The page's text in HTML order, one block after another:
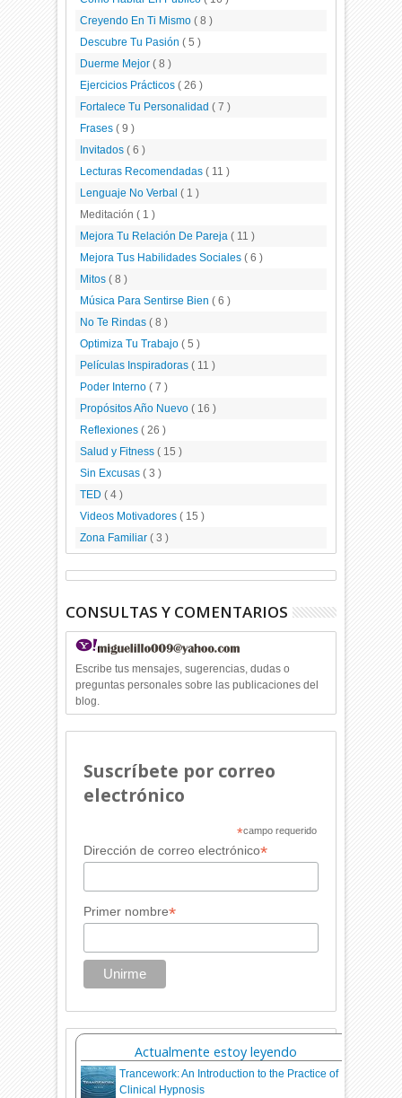
Creyendo En Ti Mismo( 8 )
Descubre Tu Pasión( 5 )
Duerme Mejor( 8 )
Ejercicios Prácticos( 26 )
Fortalece Tu Personalidad( 7 )
Frases( 9 )
Invitados( 6 )
Lecturas Recomendadas( 11 )
Lenguaje No Verbal( 1 )
Meditación( 1 )
Mejora Tu Relación De Pareja( 11 )
Mejora Tus Habilidades Sociales( 6 )
Mitos( 8 )
Música Para Sentirse Bien( 6 )
No Te Rindas( 8 )
Optimiza Tu Trabajo( 5 )
Películas Inspiradoras( 11 )
Poder Interno( 7 )
Propósitos Año Nuevo( 16 )
Reflexiones( 26 )
Salud y Fitness( 15 )
Sin Excusas( 3 )
TED( 4 )
Videos Motivadores( 15 )
Zona Familiar( 3 )
CONSULTAS Y COMENTARIOS
Escribe tus mensajes, sugerencias, dudas o
preguntas personales sobre las publicaciones del
blog.
Suscríbete por correo
electrónico
*campo requerido
Dirección de correo electrónico*
Primer nombre*
Actualmente estoy leyendo
Trancework: An Introduction to the Practice of
Clinical Hypnosis